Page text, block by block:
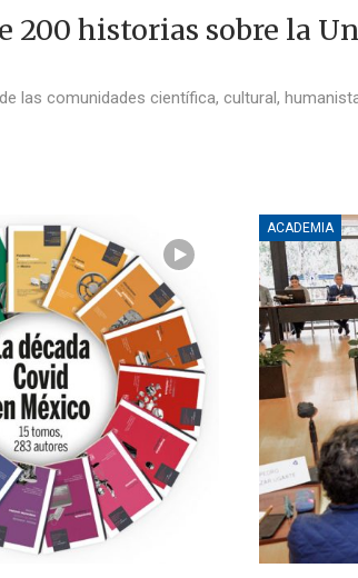
200 historias sobre la
las comunidades científica, cultural,
ACADEMIA